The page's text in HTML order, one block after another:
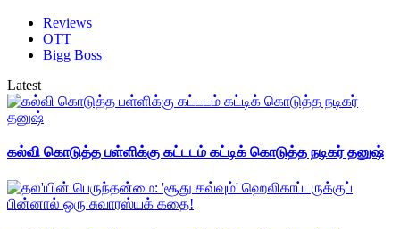
Reviews
OTT
Bigg Boss
Latest
கல்வி கொடுத்த பள்ளிக்கு கட்டடம் கட்டிக் கொடுத்த நடிகர் தனுஷ்